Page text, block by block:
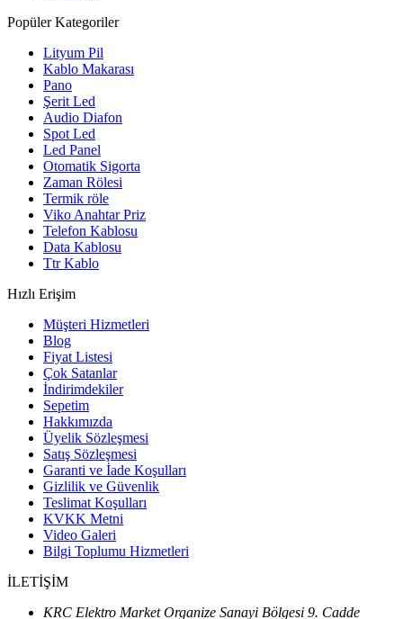
Popüler Kategoriler
Lityum Pil
Kablo Makarası
Pano
Şerit Led
Audio Diafon
Spot Led
Led Panel
Otomatik Sigorta
Zaman Rölesi
Termik röle
Viko Anahtar Priz
Telefon Kablosu
Data Kablosu
Ttr Kablo
Hızlı Erişim
Müşteri Hizmetleri
Blog
Fiyat Listesi
Çok Satanlar
İndirimdekiler
Sepetim
Hakkımızda
Üyelik Sözleşmesi
Satış Sözleşmesi
Garanti ve İade Koşulları
Gizlilik ve Güvenlik
Teslimat Koşulları
KVKK Metni
Video Galeri
Bilgi Toplumu Hizmetleri
İLETİŞİM
KRC Elektro Market Organize Sanayi Bölgesi 9. Cadde